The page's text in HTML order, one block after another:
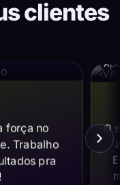
clientes
força no
Trabalho
pra
O